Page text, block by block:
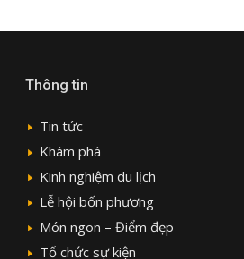
Thông tin
Tin tức
Khám phá
Kinh nghiệm du lịch
Lễ hội bốn phương
Món ngon – Điểm đẹp
Tổ chức sự kiện